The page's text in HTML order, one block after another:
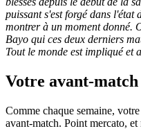
puissant s'est forgé dans l'état
montrer à un moment donné.
Bayo qui ces deux derniers
Tout le monde est impliqué et
Votre avant-
Comme chaque semaine,
avant-match. Point mercato,